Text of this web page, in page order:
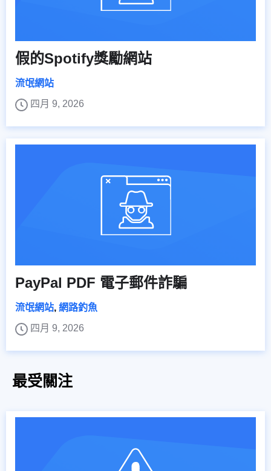
假的Spotify獎勵網站
流氓網站
四月 9, 2026
PayPal PDF 電子郵件詐騙
流氓網站, 網路釣魚
四月 9, 2026
最受關注